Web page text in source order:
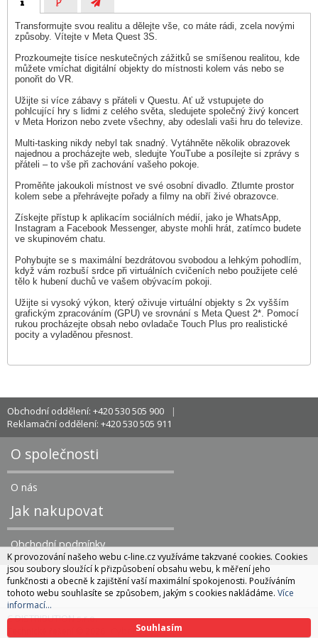
Transformujte svou realitu a dělejte vše, co máte rádi, zcela novými
způsoby. Vítejte v Meta Quest 3S.
Prozkoumejte tisíce neskutečných zážitků se smíšenou realitou, kde
můžete vmíchat digitální objekty do místnosti kolem vás nebo se
ponořit do VR.
Užijte si více zábavy s přáteli v Questu. Ať už vstupujete do
pohlcující hry s lidmi z celého světa, sledujete společný živý koncert
v Meta Horizon nebo zvete všechny, aby odeslali vaši hru do televize.
Multi-tasking nikdy nebyl tak snadný. Vytáhněte několik obrazovek
najednou a procházejte web, sledujte YouTube a posílejte si zprávy s
přáteli – to vše při zachování vašeho pokoje.
Proměňte jakoukoli místnost ve své osobní divadlo. Ztlumte prostor
kolem sebe a přehrávejte pořady a filmy na obří živé obrazovce.
Získejte přístup k aplikacím sociálních médií, jako je WhatsApp,
Instagram a Facebook Messenger, abyste mohli hrát, zatímco budete
ve skupinovém chatu.
Pohybujte se s maximální bezdrátovou svobodou a lehkým pohodlím,
když vám rozbuší srdce při virtuálních cvičeních nebo použijete celé
tělo k hubení duchů ve vašem obývacím pokoji.
Užijte si vysoký výkon, který oživuje virtuální objekty s 2x vyšším
grafickým zpracováním (GPU) ve srovnání s Meta Quest 2*. Pomocí
rukou procházejte obsah nebo ovladače Touch Plus pro realistické
pocity a vyladěnou přesnost.
Obchodní oddělení: +420 530 505 900
Reklamační oddělení: +420 530 505 911
O společnosti
O nás
Jak nakupovat
Obchodní podmínky
C DISTRIBUTION s.r.o.
CyberSoft s.r.o.
K provozování našeho webu c-line.cz využíváme takzvané cookies. Cookies
jsou soubory sloužící k přizpůsobení obsahu webu, k měření jeho
funkčnosti a obecně k zajištění vaší maximální spokojenosti. Používáním
tohoto webu souhlasíte se způsobem, jakým s cookies nakládáme. Více
informací...
Souhlasím